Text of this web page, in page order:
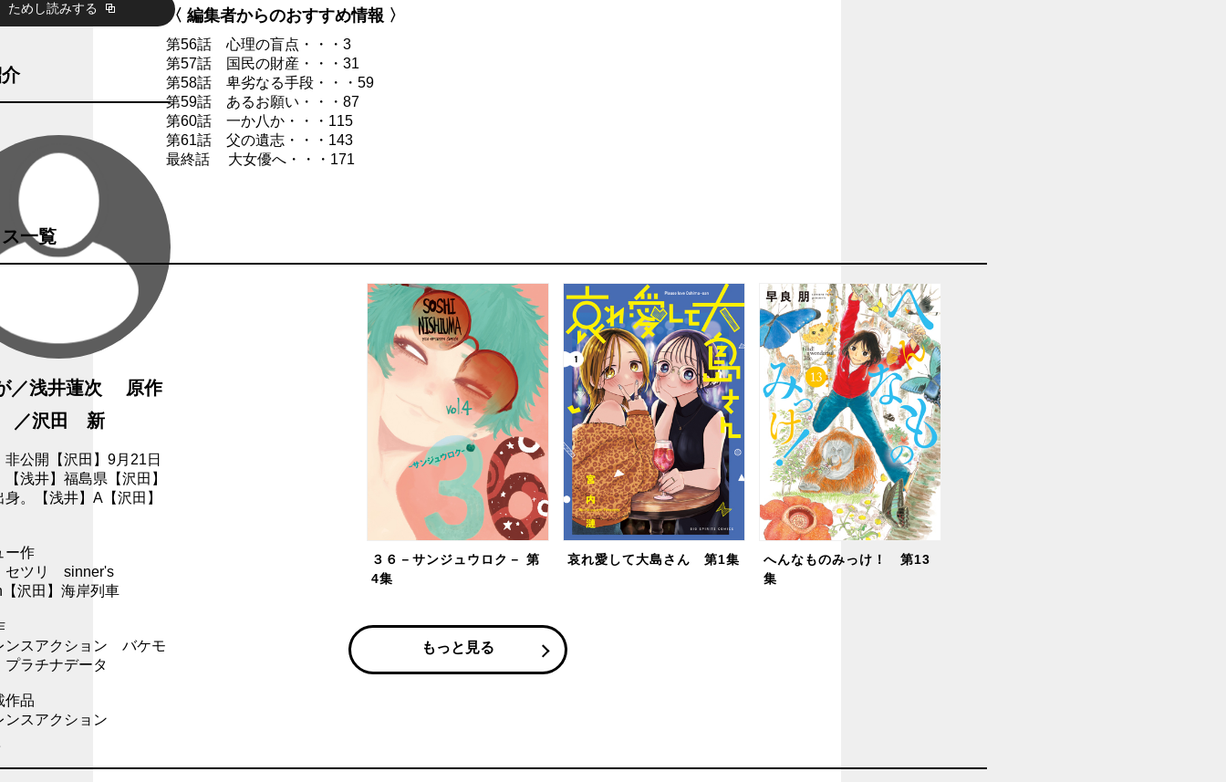
ためし読みする
／浅井蓮次 原作
／沢田 新
非公開【沢田】9月21日
浅井】福島県【沢田】
。【浅井】A【沢田】
ー作
セツリ sinner's
沢田】海岸列車
ンスアクション バケモ
ラチナデータ
品
ンスアクション
〈 編集者からのおすすめ情報 〉
第56話 心理の盲点・・・3
第57話 国民の財産・・・31
第58話 卑劣なる手段・・・59
第59話 あるお願い・・・87
第60話 一か八か・・・115
第61話 父の遺志・・・143
最終話 大女優へ・・・171
一覧
３６－サンジュウロク－ 第
4集
哀れ愛して大島さん 第1集
へんなものみっけ！ 第13
集
もっと見る